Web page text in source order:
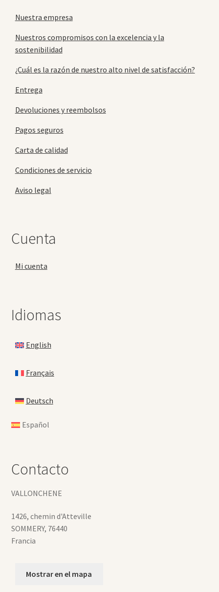
Nuestra empresa
Nuestros compromisos con la excelencia y la
sostenibilidad
¿Cuál es la razón de nuestro alto nivel de satisfacción?
Entrega
Devoluciones y reembolsos
Pagos seguros
Carta de calidad
Condiciones de servicio
Aviso legal
Cuenta
Mi cuenta
Idiomas
English
Français
Deutsch
Español
Contacto
VALLONCHENE
1426, chemin d'Atteville
SOMMERY, 76440
Francia
Mostrar en el mapa